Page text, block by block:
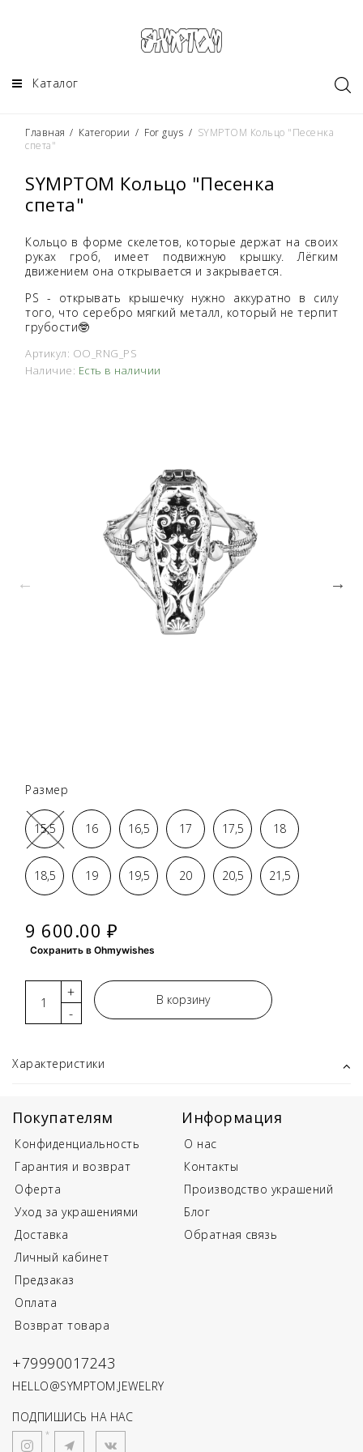
Каталог
Главная / Категории / For guys / SYMPTOM Кольцо "Песенка
спета"
SYMPTOM Кольцо "Песенка
спета"
Кольцо в форме скелетов, которые держат на своих
руках гроб, имеет подвижную крышку. Лёгким
движением она открывается и закрывается.
PS - открывать крышечку нужно аккуратно в силу
того, что серебро мягкий металл, который не терпит
грубости🤓
Артикул: OO_RNG_PS
Наличие: Есть в наличии
Размер
15,5 16 16,5 17 17,5 18
18,5 19 19,5 20 20,5 21,5
9 600.00 ₽
Сохранить в Ohmywishes
-
+ В корзину
Характеристики
Покупателям
Конфиденциальность
Гарантия и возврат
Оферта
Уход за украшениями
Доставка
Личный кабинет
Предзаказ
Оплата
Возврат товара
Информация
О нас
Контакты
Производство украшений
Блог
Обратная связь
+79990017243
HELLO@SYMPTOM.JEWELRY
ПОДПИШИСЬ НА НАС
*